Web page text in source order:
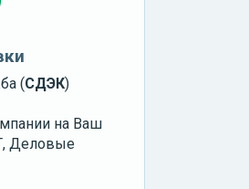
(СДЭК)
на Ваш
Деловые